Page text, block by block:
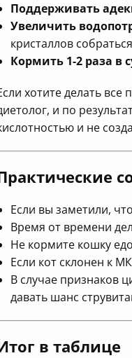
Поддерживать
Увеличить
кристаллов
Кормить 1-2 раза в
хотите делать
и по
и не
Если вы заметили,
Время от времени
Не кормите кошку
Если кот склонен к
В случае признаков
давать шанс
в таблице